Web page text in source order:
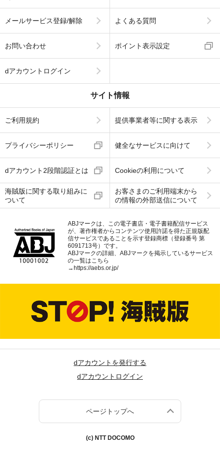
メールサービス登録/解除 よくある質問
お問い合わせ ポイント表示設定
dアカウントログイン
サイト情報
ご利用規約 提供事業者等に関する表示
プライバシーポリシー 健全なサービスに向けて
dアカウント2段階認証とは Cookieの利用について
海賊版に関する取り組みに
ついて
お客さまのご利用端末から
の情報の外部送信について
ABJマークは、この電子書店・電子書籍配信サービス
が、著作権者からコンテンツ使用許諾を得た正規版配
信サービスであることを示す登録商標（登録番号 第
6091713号）です。
ABJマークの詳細、ABJマークを掲示しているサービス
の一覧はこちら
→https://aebs.or.jp/
dアカウントを発行する
dアカウントログイン
ページトップへ
(c) NTT DOCOMO